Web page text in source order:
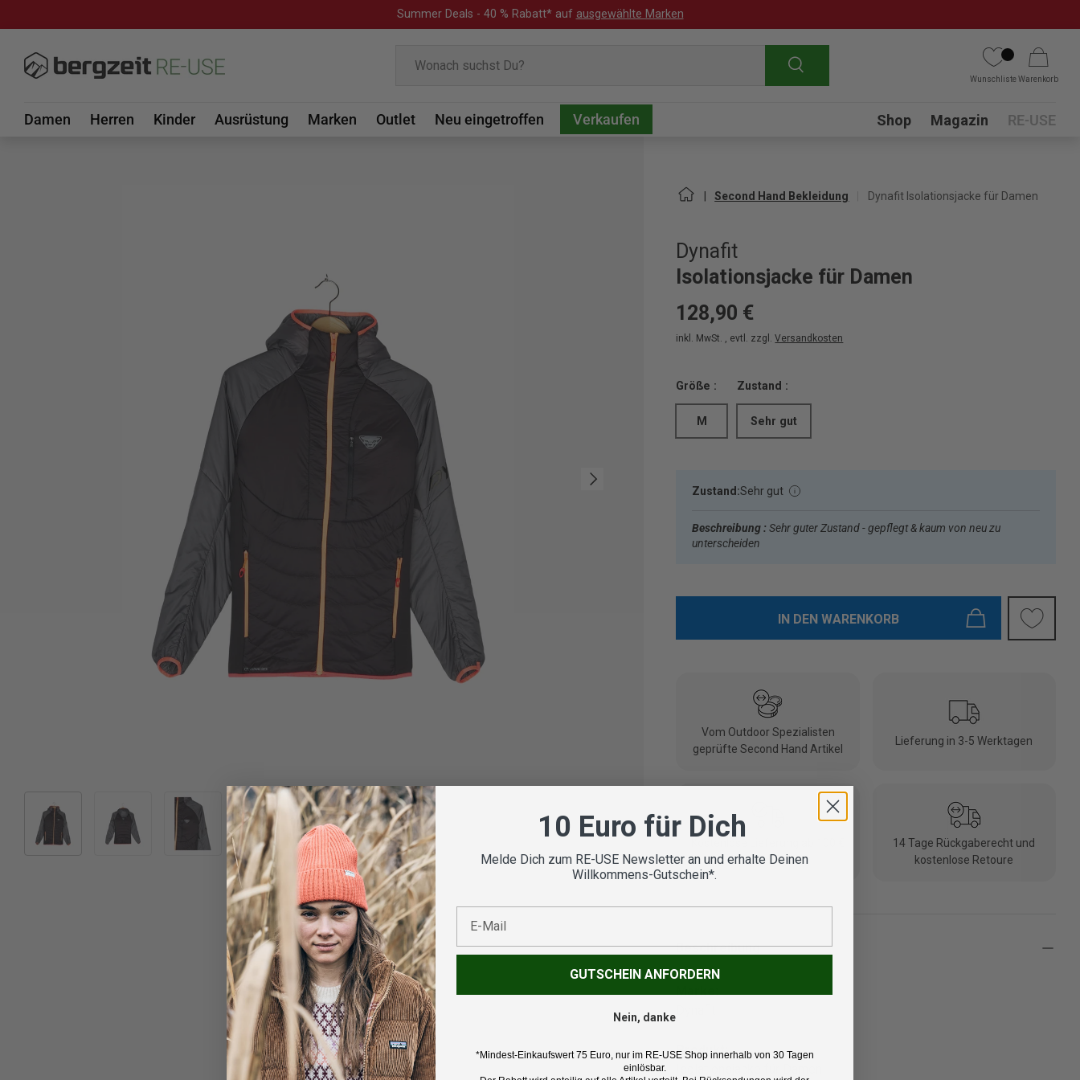
Summer Deals - 40 % Rabatt* auf ausgewählte Marken
Suchen
WunschlisteWarenkorb
Damen Herren Kinder Ausrüstung Marken Outlet Neu eingetroffen Verkaufen Submenu
Shop Magazin RE-USE
Nächste
Bild 2 in Galerieansicht laden
Bild 3 in Galerieansicht laden
Second Hand Bekleidung Dynafit Isolationsjacke für Damen
Dynafit
Isolationsjacke für Damen
128,90 €
inkl. MwSt. , evtl. zzgl.Versandkosten
Größe :
M
Zustand :
Sehr gut
Zustand:Sehr gut
Beschreibung :Sehr guter Zustand - gepflegt & kaum von neu zu
unterscheiden
IN DEN WARENKORB
Vom Outdoor Spezialisten
geprüfte Second Hand Artikel
Lieferung in 3-5 Werktagen
(DE/AT)
14 Tage Rückgaberecht und
kostenlose Retoure
Beschreibung
Marke:
Produkt:
10 Euro für Dich
Melde Dich zum RE-USE Newsletter an und erhalte Deinen
Willkommens-Gutschein*.
GUTSCHEIN ANFORDERN
Nein, danke
*Mindest-Einkaufswert 75 Euro, nur im RE-USE Shop innerhalb von 30 Tagen
einlösbar.